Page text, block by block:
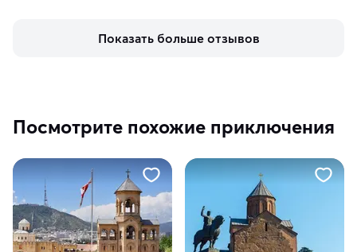
Показать больше отзывов
Посмотрите похожие приключения